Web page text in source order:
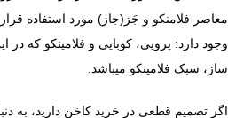
معاصر فلامنکو و جَز(جاز) مورد استفاده
وجود دارد: پرویی، کوبایی و فلامینکو که در
ساز، سبک فلامینکو میباشد.
اگر تصمیم قطعی در خرید کاخن دارید، به